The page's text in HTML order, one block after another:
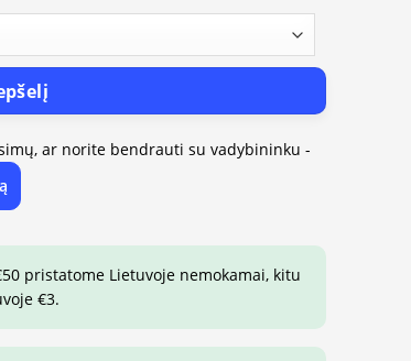
ar norite bendrauti su vadybininku -
pristatome Lietuvoje nemokamai, kitu
€3.